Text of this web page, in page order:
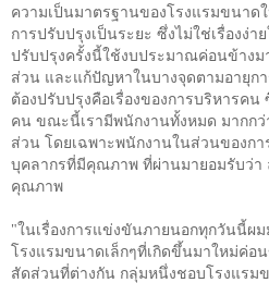
ความเป็นมาตรฐานของโรงแรมขนาด
การปรับปรุงเป็นระยะ ซึ่งไม่ใช่เรื่องง่
ปรับปรุงครั้งนี้ใช้งบประมาณค่อนข้างม
ส่วน และแก้ปัญหาในบางจุดตามอายุก
ต้องปรับปรุงคือเรื่องของการบริหารค
คน ขณะนี้เรามีพนักงานทั้งหมด มากก
ส่วน โดยเฉพาะพนักงานในส่วนของกา
บุคลากรที่มีคุณภาพ ที่ผ่านมายอมรับว่า
คุณภาพ
"ในเรื่องการแข่งขันภายนอกทุกวันนี้ผม
โรงแรมขนาดเล็กๆที่เกิดขึ้นมาใหม่ค่อ
สัดส่วนที่ต่างกัน กลุ่มหนึ่งชอบโรงแรม